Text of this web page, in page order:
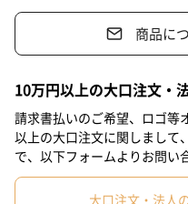
非常に高級感があり贈り物と
日本酒にあう華やか
底面に漢字でブランドロゴ『
あう華やかさを演出します。
商品に
10万円以上の大口注文・
請求書払いのご希望、ロゴ等
以上の大口注文に関しまして
で、以下フォームよりお問い
大口注文・法人